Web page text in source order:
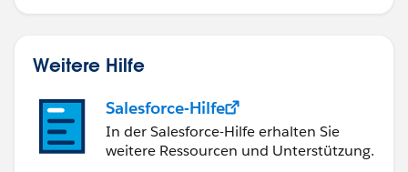
Weitere Hilfe
Salesforce-Hilfe
In der Salesforce-Hilfe erhalten Sie
weitere Ressourcen und Unterstützung.